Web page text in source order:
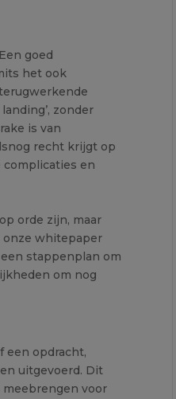
goed
het ook
zonder
is van
recht krijgt op
en
orde zijn, maar
onze whitepaper
stappenplan om
om nog
een opdracht,
uitgevoerd. Dit
meebrengen voor